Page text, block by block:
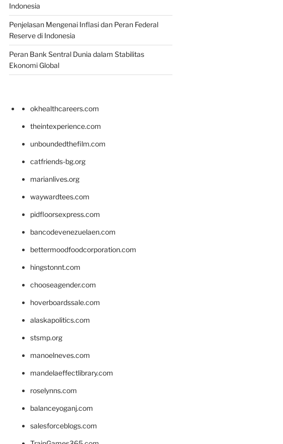
Indonesia
Penjelasan Mengenai Inflasi dan Peran Federal
Reserve di Indonesia
Peran Bank Sentral Dunia dalam Stabilitas
Ekonomi Global
okhealthcareers.com
theintexperience.com
unboundedthefilm.com
catfriends-bg.org
marianlives.org
waywardtees.com
pidfloorsexpress.com
bancodevenezuelaen.com
bettermoodfoodcorporation.com
hingstonnt.com
chooseagender.com
hoverboardssale.com
alaskapolitics.com
stsmp.org
manoelneves.com
mandelaeffectlibrary.com
roselynns.com
balanceyoganj.com
salesforceblogs.com